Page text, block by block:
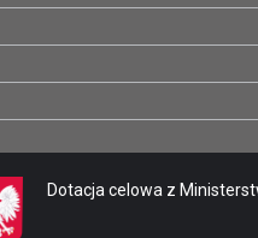
Dotacja celowa z